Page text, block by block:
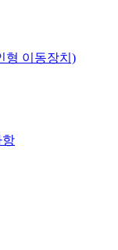
형 이동장치)
항